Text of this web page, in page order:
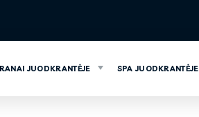
JUODKRANTĖJE SPA JUODKRANTĖJE